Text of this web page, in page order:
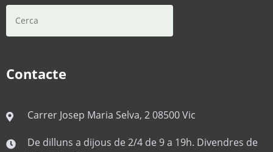
Cerca
Contacte
Carrer Josep Maria Selva, 2 08500 Vic
De dilluns a dijous de 2/4 de 9 a 19h. Divendres de